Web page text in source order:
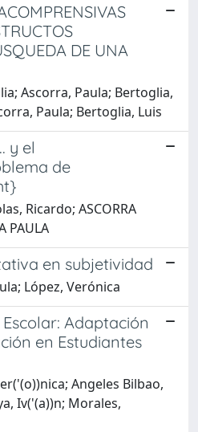
DE UNA
Ascorra, Paula; Bertoglia,
Paula; Bertoglia, Luis
y el
de
Ricardo; ASCORRA
PAULA
en subjetividad
López, Verónica
Adaptación
en Estudiantes
Angeles Bilbao,
Iv('(a))n; Morales,